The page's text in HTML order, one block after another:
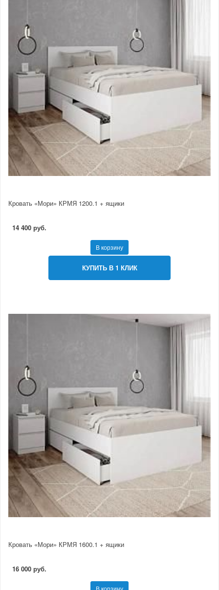
Кровать «Мори» КРМЯ 1200.1 + ящики
14 400 руб.
В корзину
КУПИТЬ В 1 КЛИК
Кровать «Мори» КРМЯ 1600.1 + ящики
16 000 руб.